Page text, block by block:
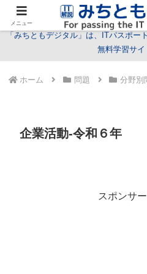
試験情報 学習方法 用語
「みちともデジタル」は、ITパスポー
無料学習サイ
ホーム 問題 分野別
企業活動-令和６年
スポンサ
メニュー